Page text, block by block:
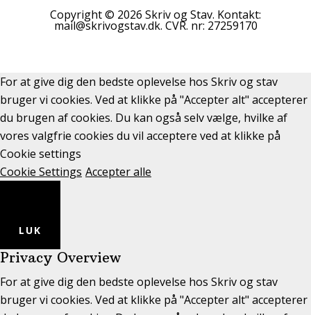
Copyright © 2026 Skriv og Stav. Kontakt:
mail@skrivogstav.dk. CVR. nr: 27259170
For at give dig den bedste oplevelse hos Skriv og stav
bruger vi cookies. Ved at klikke på "Accepter alt" accepterer
du brugen af cookies. Du kan også selv vælge, hvilke af
vores valgfrie cookies du vil acceptere ved at klikke på
Cookie settings
Cookie Settings Accepter alle
LUK
Privacy Overview
For at give dig den bedste oplevelse hos Skriv og stav
bruger vi cookies. Ved at klikke på "Accepter alt" accepterer